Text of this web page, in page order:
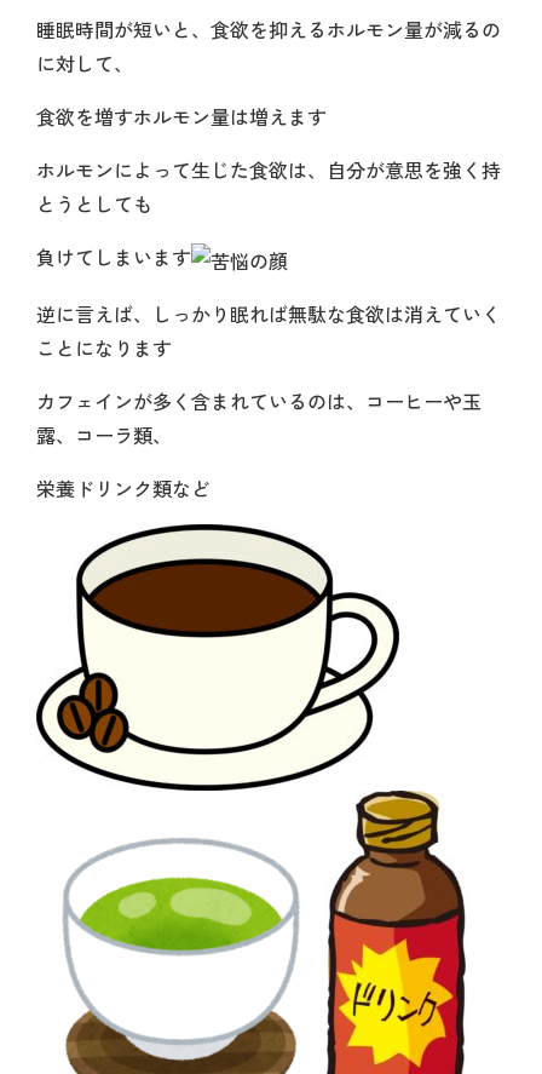
睡眠時間が短いと、食欲を抑えるホルモン量が減るの
に対して、
食欲を増すホルモン量は増えます
ホルモンによって生じた食欲は、自分が意思を強く持
とうとしても
負けてしまいます
逆に言えば、しっかり眠れば無駄な食欲は消えていく
ことになります
カフェインが多く含まれているのは、コーヒーや玉
露、コーラ類、
栄養ドリンク類など